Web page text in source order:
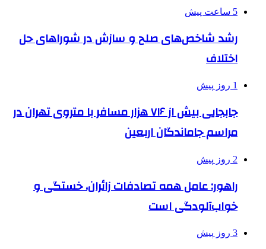
5 ساعت پیش
رشد شاخص‌های صلح و سازش در شوراهای حل
اختلاف
1 روز پیش
جابجایی بیش از ۷۱۶ هزار مسافر با متروی تهران در
مراسم جاماندگان اربعین
2 روز پیش
راهور: عامل همه تصادفات زائران، خستگی و
خواب‌آلودگی است
3 روز پیش